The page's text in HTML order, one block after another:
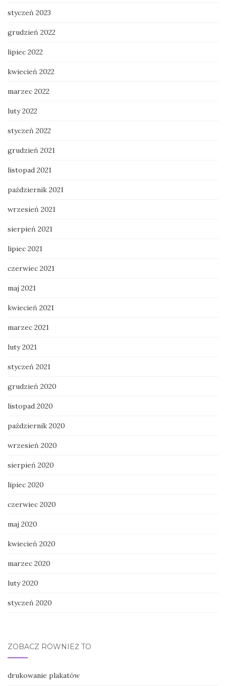
styczeń 2023
grudzień 2022
lipiec 2022
kwiecień 2022
marzec 2022
luty 2022
styczeń 2022
grudzień 2021
listopad 2021
październik 2021
wrzesień 2021
sierpień 2021
lipiec 2021
czerwiec 2021
maj 2021
kwiecień 2021
marzec 2021
luty 2021
styczeń 2021
grudzień 2020
listopad 2020
październik 2020
wrzesień 2020
sierpień 2020
lipiec 2020
czerwiec 2020
maj 2020
kwiecień 2020
marzec 2020
luty 2020
styczeń 2020
ZOBACZ RÓWNIEŻ TO
drukowanie plakatów